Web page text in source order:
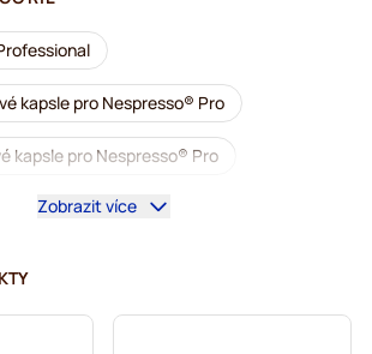
kapsle pro Nespresso® Pro
kapsle pro Nespresso® Pro
Professional
Nespresso® Pro
Zobrazit více